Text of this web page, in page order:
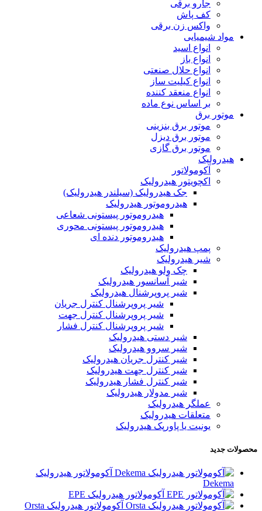
جارو برقی
کف پاش
واکس زن برقی
مواد شیمیایی
انواع اسید
انواع باز
انواع حلال صنعتی
انواع کیلیت ساز
انواع منعقد کننده
بر اساس نوع ماده
موتور برق
موتور برق بنزینی
موتور برق دیزل
موتور برق گازی
هیدرولیک
آکومولاتور
اکچویتور هیدرولیک
جک هیدرولیک (سیلندر هیدرولیک)
هیدروموتور هیدرولیک
هیدروموتور پیستونی شعاعی
هیدروموتور پیستونی محوری
هیدروموتور دنده ای
پمپ هیدرولیک
شیر هیدرولیک
چک ولو هیدرولیک
شیر آسانسور هیدرولیک
شیر پروپرشنال هیدرولیک
شیر پروپرشنال کنترل جریان
شیر پروپرشنال کنترل جهت
شیر پروپرشنال کنترل فشار
شیر دستی هیدرولیک
شیر سروو هیدرولیک
شیر کنترل جریان هیدرولیک
شیر کنترل جهت هیدرولیک
شیر کنترل فشار هیدرولیک
شیر مدولار هیدرولیک
عملگر هیدرولیک
متعلقات هیدرولیک
یونیت یا پاورپک هیدرولیک
محصولات جدید
آکومولاتور هیدرولیک
Dekema
آکومولاتور هیدرولیک EPE
آکومولاتور هیدرولیک Orsta